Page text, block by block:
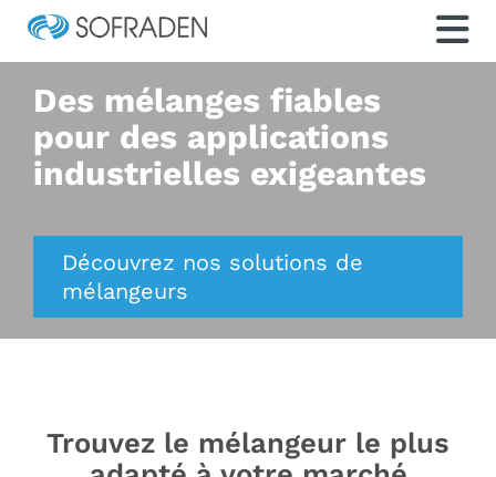
Des mélanges fiables
pour des applications
industrielles exigeantes
Découvrez nos solutions de
mélangeurs
Trouvez le mélangeur le plus